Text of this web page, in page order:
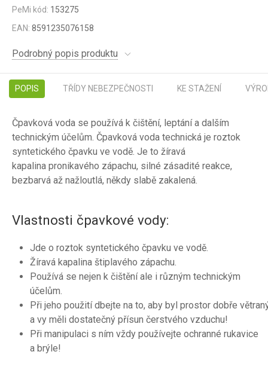
PeMi kód: 153275
EAN: 8591235076158
Podrobný popis produktu
POPIS TŘÍDY NEBEZPEČNOSTI KE STAŽENÍ
Čpavková voda se používá k čištění, leptání a dalším
technickým účelům. Čpavková voda technická je roztok
syntetického čpavku ve vodě. Je to žíravá
kapalina pronikavého zápachu, silné zásadité reakce,
bezbarvá až nažloutlá, někdy slabě zakalená.
Vlastnosti čpavkové vody:
Jde o roztok syntetického čpavku ve vodě.
Žíravá kapalina štiplavého zápachu.
Používá se nejen k čištění ale i různým technickým
účelům.
Při jeho použití dbejte na to, aby byl prostor dobře
a vy měli dostatečný přísun čerstvého vzduchu!
Při manipulaci s ním vždy používejte ochranné rukavice
a brýle!